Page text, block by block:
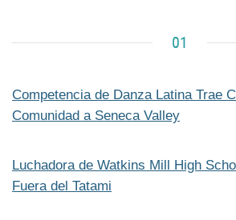
01
Competencia de Danza Latina Trae
Comunidad a Seneca Valley
Luchadora de Watkins Mill High
Fuera del Tatami